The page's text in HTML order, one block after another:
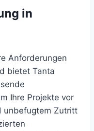
in
Anforderungen
bietet Tanta
Ihre Projekte vor
unbefugtem Zutritt